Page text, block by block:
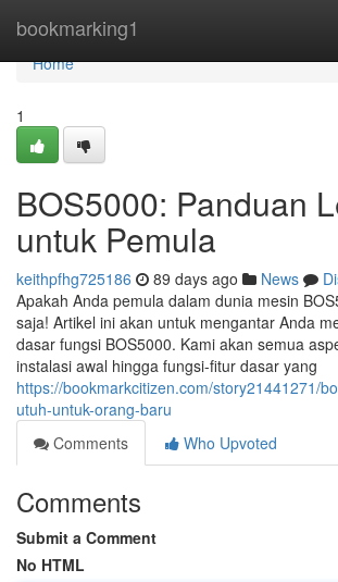
bookmarking1
Home
Home
1
BOS5000: Panduan
untuk Pemula
keithpfhg725186 89 days ago News
Apakah Anda pemula dalam dunia mesin
saja! Artikel ini akan untuk mengantar Anda
dasar fungsi BOS5000. Kami akan semua
instalasi awal hingga fungsi-fitur dasar yang
https://bookmarkcitizen.com/story21441271/
utuh-untuk-orang-baru
Comments
Who Upvoted
Comments
Submit a Comment
No HTML